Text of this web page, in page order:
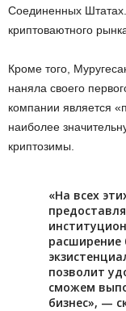
Соединенных
криптоваютного
Кроме того,
наняла своего
компании является
наиболее
криптозимы.
«Ha вcex
pacшиpeниe
позволит
сможем
бизнес», —